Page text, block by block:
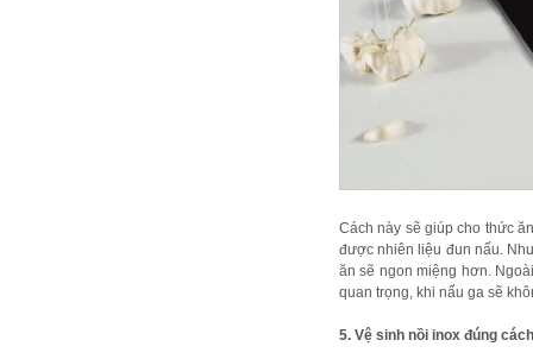
Cách này sẽ giúp cho thức
được nhiên liệu đun nấu.
ăn sẽ ngon miệng hơn.
quan trọng, khi nấu ga sẽ
5. Vệ sinh nồi inox đúng cách